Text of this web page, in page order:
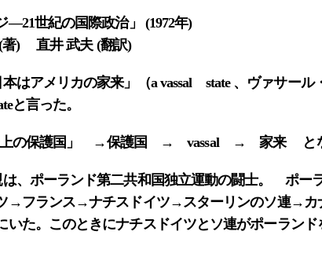
―21世紀の国際政治」 (1972年)
著) 直井 武夫 (翻訳)
はアメリカの家来」（a vassal state 、ヴァサール
と言った。
実上の保護国」 →保護国 → vassal → 家来 と
ポーランド第二共和国独立運動の闘士。 ポー
→フランス→ナチスドイツ→スターリンのソ連→カ
いた。このときにナチスドイツとソ連がポーラン